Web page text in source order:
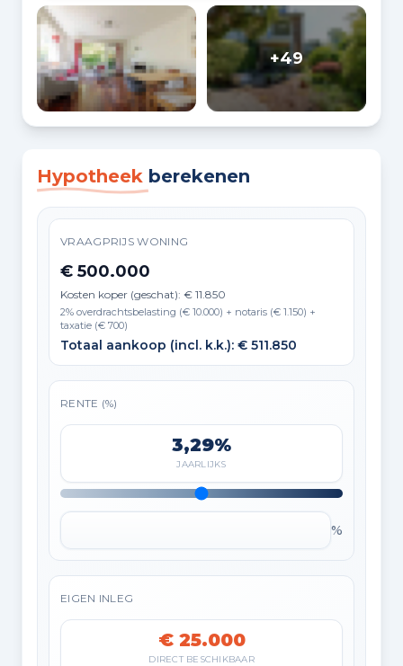
+49
Hypotheek berekenen
VRAAGPRIJS WONING
€ 500.000
Kosten koper (geschat): € 11.850
2% overdrachtsbelasting (€ 10.000) + notaris (€ 1.150) +
taxatie (€ 700)
Totaal aankoop (incl. k.k.): € 511.850
RENTE (%)
3,29%
JAARLIJKS
%
EIGEN INLEG
€ 25.000
DIRECT BESCHIKBAAR